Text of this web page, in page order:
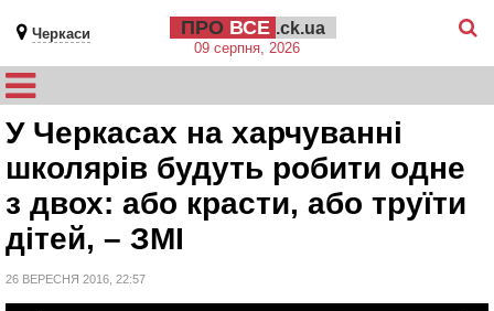
Черкаси ПРО ВСЕ .ck.ua
09 серпня, 2026
У Черкасах на харчуванні
школярів будуть робити одне
з двох: або красти, або труїти
дітей, – ЗМІ
26 ВЕРЕСНЯ 2016, 22:57